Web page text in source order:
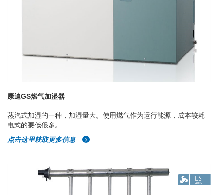
康迪GS燃气加湿器
蒸汽式加湿的一种，加湿量大。使用燃气作为运行能源，成本较耗
电式的要低很多。
点击这里获取更多信息